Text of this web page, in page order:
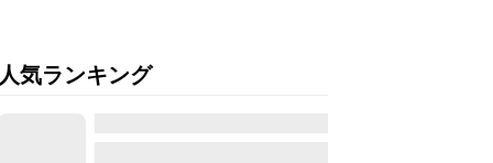
人気ランキング